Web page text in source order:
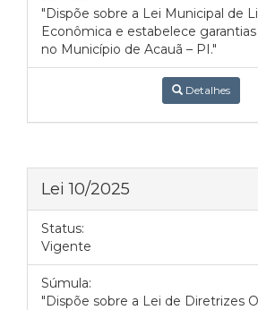
"Dispõe sobre a Lei Municipal de
Econômica e estabelece
no Município de Acauã – PI."
Detalhes
Lei 10/2025
Status:
Vigente
Súmula:
"Dispõe sobre a Lei de Diretrizes